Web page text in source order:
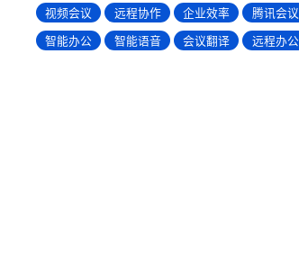
视频会议 远程协作 企业效率 腾讯会议
智能办公 智能语音 会议翻译 远程办公